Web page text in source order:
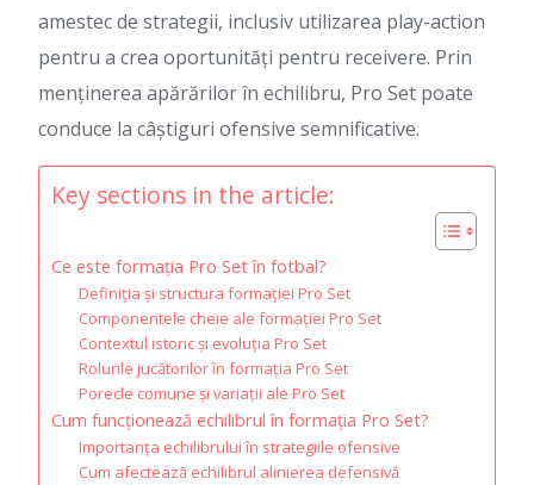
amestec de strategii, inclusiv utilizarea play-action
pentru a crea oportunități pentru receivere. Prin
menținerea apărărilor în echilibru, Pro Set poate
conduce la câștiguri ofensive semnificative.
Key sections in the article:
Ce este formația Pro Set în fotbal?
Definiția și structura formației Pro Set
Componentele cheie ale formației Pro Set
Contextul istoric și evoluția Pro Set
Rolurile jucătorilor în formația Pro Set
Porecle comune și variații ale Pro Set
Cum funcționează echilibrul în formația Pro Set?
Importanța echilibrului în strategiile ofensive
Cum afectează echilibrul alinierea defensivă